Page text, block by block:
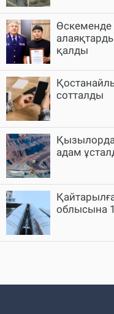
Өскеменде
қалды
сотталды
адам
облысына